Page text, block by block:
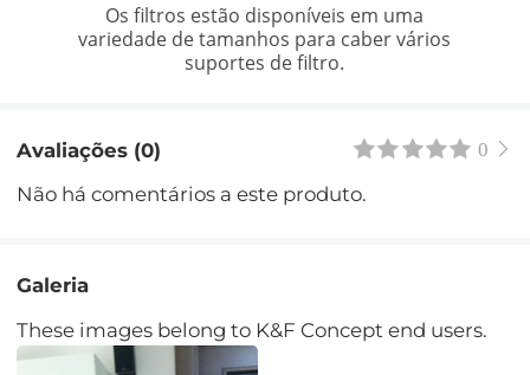
Os filtros estão disponíveis em uma
variedade de tamanhos para caber vários
suportes de filtro.
Avaliações (0) 0
Não há comentários a este produto.
Galeria
These images belong to K&F Concept end users.